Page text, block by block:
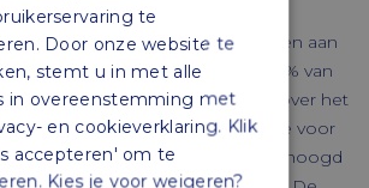
vergoedingen en verstrekkingen aan
De vrije ruimte bedraagt 1,7% van
tot en met € 400.000 en 1,18% over het
2021 is de vrije ruimte voor
voor het kalenderjaar 2020 verhoogd
te
Door onze website te
stemt u in met alle
in overeenstemming met
en cookieverklaring. Klik
accepteren' om te
Kies je voor weigeren?